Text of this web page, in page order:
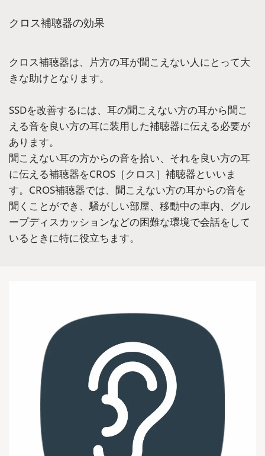
クロス補聴器の効果
クロス補聴器は、片方の耳が聞こえない人にとって大
きな助けとなります。
SSDを改善するには、耳の聞こえない方の耳から聞こ
える音を良い方の耳に装用した補聴器に伝える必要が
あります。
聞こえない耳の方からの音を拾い、それを良い方の耳
に伝える補聴器をCROS［クロス］補聴器といいま
す。CROS補聴器では、聞こえない方の耳からの音を
聞くことができ、騒がしい部屋、移動中の車内、グル
ープディスカッションなどの困難な環境で会話をして
いるときに特に役立ちます。